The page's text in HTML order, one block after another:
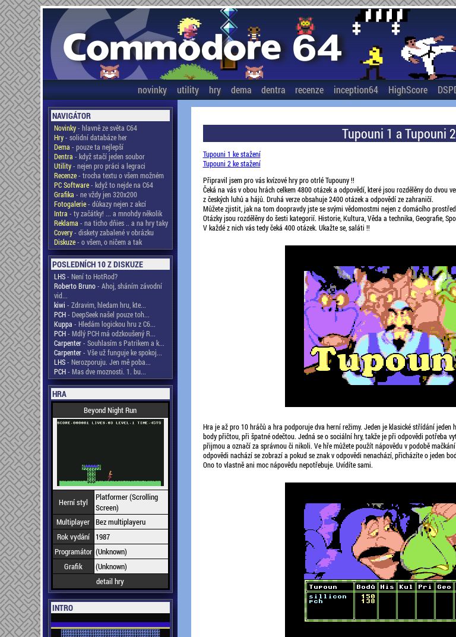
novinky utility hry dema dentra recenze inception64 HighScore
NAVIGÁTOR
Novinky- hlavně ze světa C64
Hry- solidní databáze her
Dema - pouze ta nejlepší
Dentra - když stačí jeden soubor
Utility- nejen pro práci a legraci
Recenze- trocha textu o všem možném
PC Software- když to nejde na C64
Grafika - ne vždy jen 320x200
Fotogalerie- důkazy nejen z akcí
Intra - ty začátky! ... a mnohdy několik
Reklama - na ticho dňies .. a na hry taky
Covery- diskety zabalené v obrázku
Diskuze- o všem, o ničem a tak
POSLEDNÍCH 10 Z DISKUZE
LHS- Není to HotRod?
Roberto Bruno- Ahoj, sháním závodní
vid...
kiwi - Zdravim, hledam hru, kte...
PCH- DeepSeek našel pouze toh...
Kuppa - Hledám logickou hru z C6...
PCH- Mdlý PCH má odzkoušený R...
Carpenter- Souhlasím s Patrikem a k...
Carpenter- Vše už funguje ke spokoj...
LHS- Nerozporuju. Jen mě poba...
PCH- Mas dve moznosti. 1. bu...
HRA
Beyond Night Run
Herní styl
Platformer (Scrolling
Screen)
Multiplayer Bez multiplayeru
Rok vydání
1987
Programátor (Unknown)
Grafik
(Unknown)
detail hry
INTRO
Tupouni 1 a Tupouni 2
Tupouni 1 ke stažení
Tupouni 2 ke stažení
Připravil jsem pro vás kvízové hry pro otrlé Tupouny !!
Čeká na vás v obou hrách celkem 4800 otázek a odpovědí, které jsou rozdělěny do dvou
z českých luhů a hájů. Druhá verze obsahuje 2400 otázek a odpovědí ze zahraničí.
Můžete zjistit, jak na tom doopravdy jste se svými vědomostmi nejen z domácího
Otázky jsou rozdělěny do šesti kategorií. Historie, Kultura, Věda a technika, Geografie,
V každé z nich vás tedy čeká 400 otázek. Ukažte se, saláti !!
Hra je až pro 10 hráčů a hra podporuje dva herní režimy. Jeden je klasické střídání jeden
body přičtou, při špatné odečtou. Jedná se o sociální hry, takže je při odpovědi potřeba
přijmou a označí za správnou či nikoli. Ve hře můžete použít nápovědu v podobě
odpovědi nachází se zobrazí a pokud se znak v odpovědi nenachází, přicházíte o jeden
Ono to vlastně ani moc nápovědu nepotřebuje. Uvídíte sami.